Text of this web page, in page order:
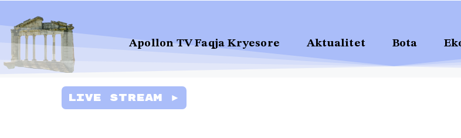
Apollon TV Faqja Kryesore Aktualitet Bota
Live Stream ►